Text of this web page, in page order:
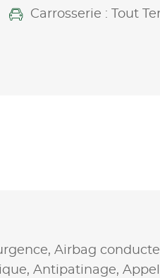
Carrosserie : Tout
Airbag
Antipatinage,